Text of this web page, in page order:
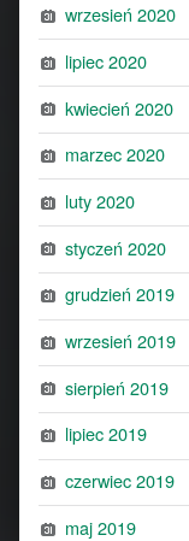
wrzesień 2020
lipiec 2020
kwiecień 2020
marzec 2020
luty 2020
styczeń 2020
grudzień 2019
wrzesień 2019
sierpień 2019
lipiec 2019
czerwiec 2019
maj 2019